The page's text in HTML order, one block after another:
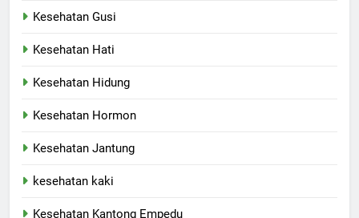
Kesehatan Gusi
Kesehatan Hati
Kesehatan Hidung
Kesehatan Hormon
Kesehatan Jantung
kesehatan kaki
Kesehatan Kantong Empedu